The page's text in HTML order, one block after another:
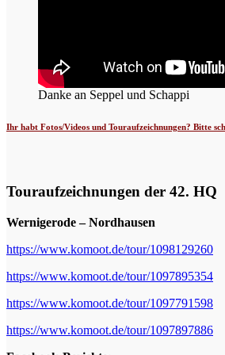
Danke an Seppel und Schappi
Ihr habt Fotos/Videos und Touraufzeichnungen? Bitte
Touraufzeichnungen der 42. HQ
Wernigerode – Nordhausen
https://www.komoot.de/tour/1098129260
https://www.komoot.de/tour/1097895354
https://www.komoot.de/tour/1097791598
https://www.komoot.de/tour/1097897886